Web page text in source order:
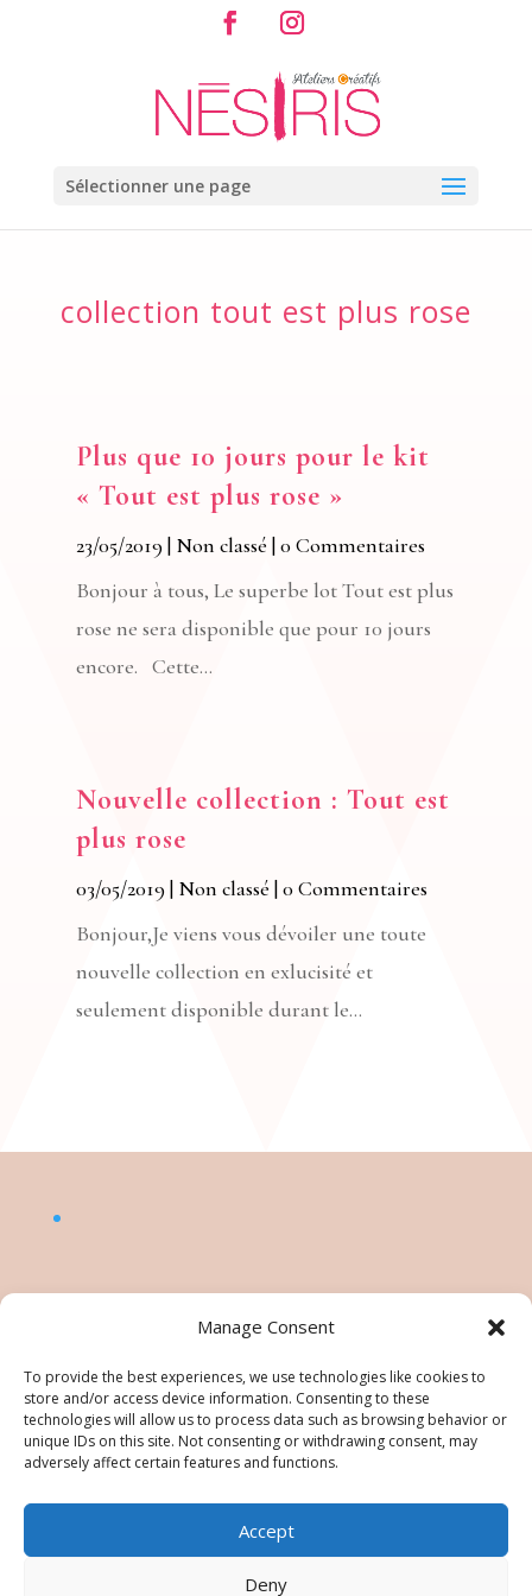
Manage Consent
To provide the best experiences, we use technologies like cookies to
store and/or access device information. Consenting to these
technologies will allow us to process data such as browsing behavior or
unique IDs on this site. Not consenting or withdrawing consent, may
adversely affect certain features and functions.
Accept
Deny
Sélectionner une page
collection tout est plus rose
Plus que 10 jours pour le kit
« Tout est plus rose »
23/05/2019 | Non classé | 0 Commentaires
Bonjour à tous, Le superbe lot Tout est plus
rose ne sera disponible que pour 10 jours
encore. Cette...
Nouvelle collection : Tout est
plus rose
03/05/2019 | Non classé | 0 Commentaires
Bonjour,Je viens vous dévoiler une toute
nouvelle collection en exlucisité et
seulement disponible durant le...
©Nésiris. Katia Picollier est Démonstratrice
indépendante pour Stampin' Up!®. Katia est